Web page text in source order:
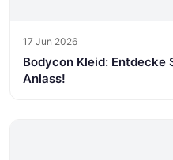
17 Jun 2026
Bodycon Kleid: Entdecke
Anlass!